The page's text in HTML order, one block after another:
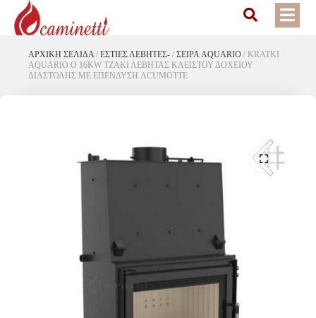
ΑΡΧΙΚΉ ΣΕΛΊΔΑ / ΕΣΤΙΕΣ ΛΕΒΗΤΕΣ- / ΣΕΙΡΑ AQUARIO / KRATKI
AQUARIO O 16KW ΤΖΑΚΙ ΛΕΒΗΤΑΣ ΚΛΕΙΣΤΟΥ ΔΟΧΕΙΟΥ
ΔΙΑΣΤΟΛΗΣ ΜΕ ΕΠΕΝΔΥΣΗ ACUMOTTE